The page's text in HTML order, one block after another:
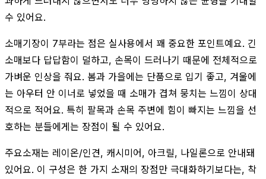
수 있어요.
소매기장이 7부라는 점은 실사용에서 꽤 중요한 포인트예요. 긴
소매보다 답답함이 덜하고, 손목이 드러나기 때문에 전체적으로
가벼운 인상을 줘요. 봄과 가을에는 단품으로 입기 좋고, 겨울에
는 아우터 안 이너로 넣었을 때 소매가 겹쳐 뭉치는 느낌이 상대
적으로 적어요. 특히 팔목과 손목 주변에 힘이 빠지는 느낌을 선
호하는 분들에게는 장점이 될 수 있어요.
주요소재는 레이온/인견, 캐시미어, 아크릴, 나일론으로 안내돼
있어요. 이 구성은 한 가지 소재의 장점만 극대화하기보다는, 착